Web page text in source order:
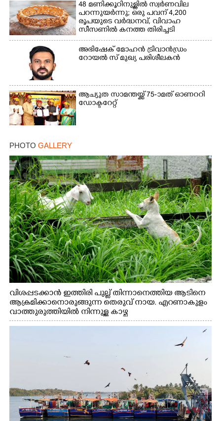
48 മണിക്കൂറിനുള്ളിൽ സ്വർണവില
പറന്നുയർന്നു; ഒരു പവന് 4,200
രൂപയുടെ വർദ്ധനവ്, വിവാഹ
സീസണിൽ കനത്ത തിരിച്ചടി
അഭിഷേക് മോഹൻ ട്രിവാൻഡ്രം
റോയൽ സ് മുഖ്യ പരിശീലകൻ
ആച്യുത സാമന്തയ്ക്ക് 75-ാമത് ഓണററി
ഡോക്ടറേറ്റ്
PHOTO GALLERY
വിശപ്പടക്കാൻ ഇത്തിരി പുല്ല് തിന്നാനെത്തിയ ആടിനെ
ആക്രമിക്കാനൊരുങ്ങുന്ന തെരുവ് നായ. എറണാകുളം
വാത്തുരുത്തിയിൽ നിന്നുള്ള കാഴ്ച